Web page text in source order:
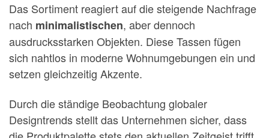
Das Sortiment reagiert auf die steigende Nachfrage
nach minimalistischen, aber dennoch
ausdrucksstarken Objekten. Diese Tassen fügen
sich nahtlos in moderne Wohnumgebungen ein und
setzen gleichzeitig Akzente.
Durch die ständige Beobachtung globaler
Designtrends stellt das Unternehmen sicher, dass